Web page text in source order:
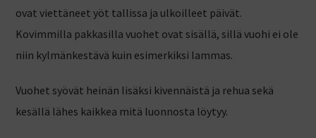
ovat viettäneet yöt tallissa ja ulkoilleet päivät.
Kovimmilla pakkasilla vuohet ovat sisällä, sillä vuohi ei ole
niin kylmänkestävä kuin esimerkiksi lammas.
Vuohet syövät heinän lisäksi kivennäistä ja rehua sekä
kesällä lähes kaikkea mitä luonnosta löytyy.